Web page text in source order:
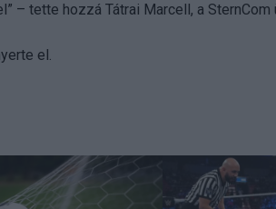
– tette hozzá Tátrai Marcell, a
el.